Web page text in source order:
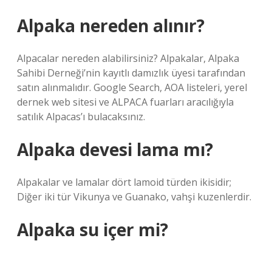
Alpaka nereden alınır?
Alpacalar nereden alabilirsiniz? Alpakalar, Alpaka
Sahibi Derneği’nin kayıtlı damızlık üyesi tarafından
satın alınmalıdır. Google Search, AOA listeleri, yerel
dernek web sitesi ve ALPACA fuarları aracılığıyla
satılık Alpacas’ı bulacaksınız.
Alpaka devesi lama mı?
Alpakalar ve lamalar dört lamoid türden ikisidir;
Diğer iki tür Vikunya ve Guanako, vahşi kuzenlerdir.
Alpaka su içer mi?